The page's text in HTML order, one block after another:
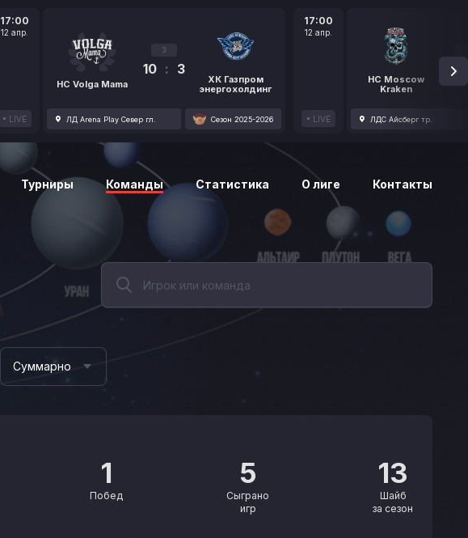
17:00
12 апр.
LIVE
HC Volga Mama
3
10 : 3
ХК Газпром
энергохолдинг
ЛД Arena Play Север гл. Сезон 2025-2026
17:00
12 апр.
LIVE
HC Moscow
Kraken
1
ЛДС Айсберг тр.
Турниры Команды Статистика О лиге Контакты
Суммарно
1
Побед
5
Сыграно
игр
13
Шайб
за сезон